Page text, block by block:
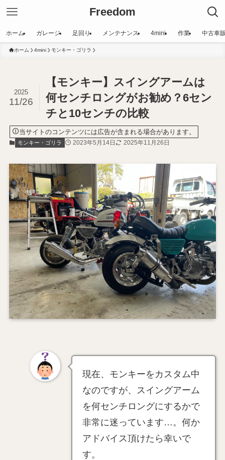
Freedom
ホーム ガレージ 足回り メンテナンス 4mini 作業 中古車
ホーム 4mini モンキー・ゴリラ
【モンキー】スイングアームは
何センチロングがお勧め？6セン
チと10センチの比較
2025
11/26
当サイトのコンテンツには広告が含まれる場合があります。
モンキー・ゴリラ 2023年5月14日 2025年11月26日
現在、モンキーをカスタム中
なのですが、スイングアーム
を何センチロングにするかで
非常に迷っています…。何か
アドバイス頂けたら幸いで
す。